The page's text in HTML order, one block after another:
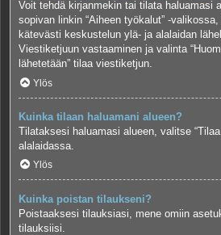
Voit tehdä kirjanmekin tai tilata haluamasi
sopivan linkin “Aiheen työkalut” -
kätevästi keskustelun ylä- ja alalaidan
Viestiketjuun vastaaminen ja valinta
lähetetään” tilaa viestiketjun.
Ylös
Kuinka tilaan haluamani alueen?
Tilataksesi haluamasi alueen, valitse
alalaidassa.
Ylös
Kuinka poistan tilaukseni?
Poistaaksesi tilauksiasi, mene omiin
tilauksiisi.